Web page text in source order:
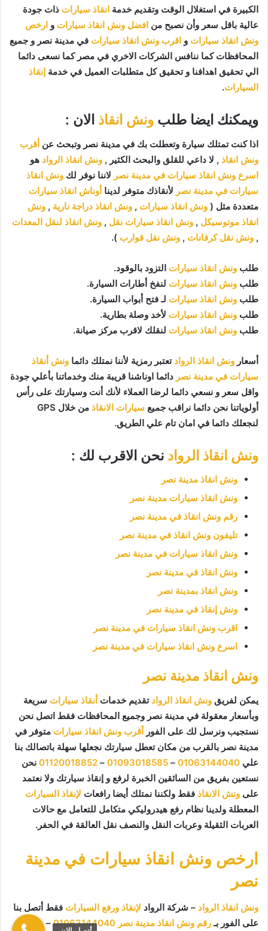
الكبيرة في استغلال الوقت وتقديم خدمة انقاذ سيارات ذات جودة
عالية باقل سعر وأن نصبح من افضل ونش انقاذ سيارات و ارخص
ونش انقاذ سيارات و اقرب ونش انقاذ سيارات في مدينة نصر و جميع
المحافظات كما ننافس الشركات الاخري في مصر كما نسعى دائما
الي تحقيق اهدافنا و تحقيق كل متطلبات العميل في خدمة إنقاذ
السيارات.
ويمكنك ايضا طلب ونش انقاذ الان :
اذا كنت تمتلك سيارة وتعطلت بك في مدينة نصر وتبحث عن أقرب
ونش انقاذ , لا داعي للقلق والبحث الكثير , ونش انقاذ الرواد هو
اسرع ونش انقاذ سيارات في مدينة نصر لاننا نوفر لك ونش انقاذ
سيارات في مدينة نصر لأنقاذك متوفر لدينا أوناش انقاذ سيارات
متعددة مثل ( ونش انقاذ سيارات , ونش انقاذ دراجة نارية , ونش
انقاذ موتوسيكل , ونش انقاذ سيارات نقل , ونش انقاذ لنقل المعدات
, ونش نقل كرفانات , ونش نقل قوارب ).
طلب ونش انقاذ سيارات التزود بالوقود.
طلب ونش انقاذ سيارات لنفخ أطارات السيارة.
طلب ونش انقاذ سيارات لـ فتح أبواب السيارة.
طلب ونش انقاذ سيارات لأخد وصلة بطارية.
طلب ونش انقاذ سيارات لنقلك لاقرب مركز صيانة.
أسعار ونش انقاذ الرواد تعتبر رمزية لأننا نمتلك دائما ونش أنقاذ
سيارات في مدينة نصر دائما اوناشنا قريبة منك وخدماتنا بأعلي جودة
واقل سعر و نسعي دائما لرضا العملاء لأنك أنت وسيارتك على رأس
أولوياتنا نحن دائما نراقب جميع سيارات الانقاذ
من خلال GPS
لنجعلك دائما في امان تام علي الطريق.
ونش انقاذ الرواد نحن الاقرب لك :
ونش انقاذ مدينة نصر
ونش انقاذ سيارات مدينة نصر
رقم ونش انقاذ في مدينة نصر
تليفون ونش انقاذ في مدينة نصر
ونش انقاذ سيارات في مدينة نصر
ونش انقاذ في مدينة نصر
ونش انقاذ بمدينة نصر
ونش إنقاذ في مدينة نصر
اقرب ونش انقاذ سيارات في مدينة نصر
اسرع ونش انقاذ سيارات في مدينة نصر
ونش انقاذ مدينة نصر
يمكن لفريق ونش انقاذ الرواد تقديم خدمات أنقاذ سيارات سريعة
وبأسعار معقولة في مدينة نصر وجميع المحافظات فقط اتصل نحن
نستجيب ونرسل لك على الفور أقرب ونش انقاذ سيارات متوفر في
مدينة نصر بالقرب من مكان تعطل سيارتك نجعلها سهلة باتصالك بنا
علي 01063144040
–
01093018585
–
01120018852 نحن
نستعين بفريق من السائقين الخبرة لرفع و إنقاذ سيارتك ولا نعتمد
على ونش الانقاذ فقط ولكننا نمتلك أيضا رافعات لإنقاذ السيارات
المعطلة ولدينا نظام رفع هيدروليكي متكامل للتعامل مع حالات
العربات الثقيلة وعربات النقل والنصف نقل العالقة في الحفر.
ارخص ونش انقاذ سيارات في مدينة
نصر
ونش انقاذ الرواد – شركة الرواد لإنقاذ ورفع السيارات فقط أتصل بنا
على الفور بـرقم ونش انقاذ مدينة نصر 01063144040
–